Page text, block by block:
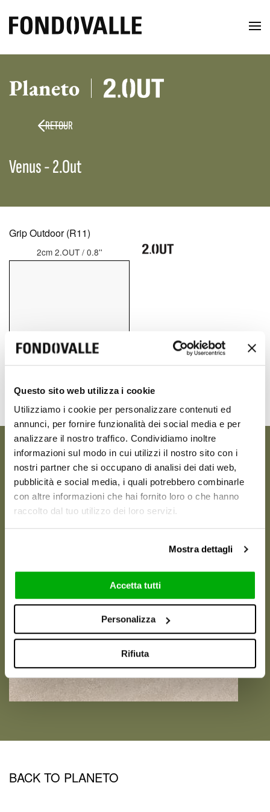
Questo sito web utilizza i cookie
Utilizziamo i cookie per personalizzare contenuti ed
annunci, per fornire funzionalità dei social media e per
analizzare il nostro traffico. Condividiamo inoltre
informazioni sul modo in cui utilizzi il nostro sito con i
nostri partner che si occupano di analisi dei dati web,
pubblicità e social media, i quali potrebbero combinarle
con altre informazioni che hai fornito loro o che hanno
raccolto dal tuo utilizzo dei loro servizi.
Mostra dettagli
Accetta tutti
Personalizza
Rifiuta
RETOUR
Planeto
Venus - 2.Out
Grip Outdoor (R11)
2cm 2.OUT / 0.8''
80x80 cm
VENUS
BACK TO PLANETO